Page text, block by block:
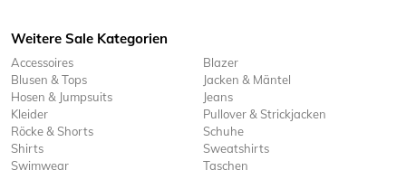
Weitere Sale Kategorien
Accessoires
Blazer
Blusen & Tops
Jacken & Mäntel
Hosen & Jumpsuits
Jeans
Kleider
Pullover & Strickjacken
Röcke & Shorts
Schuhe
Shirts
Sweatshirts
Swimwear
Taschen